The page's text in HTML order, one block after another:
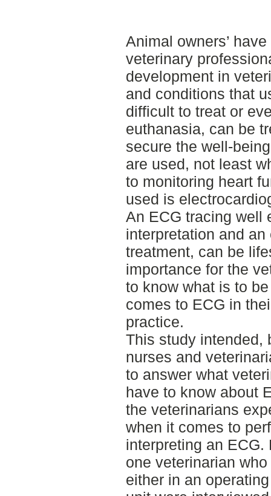
Animal owners’
veterinary
development in
and conditions that
difficult to treat or
euthanasia, can be
secure the well-
are used, not least
to monitoring heart
used is
An ECG tracing well
interpretation and an
treatment, can be
importance for the
to know what is to
comes to ECG in
practice.
This study intended,
nurses and
to answer what
have to know about
the veterinarians
when it comes to
interpreting an
one veterinarian
either in an